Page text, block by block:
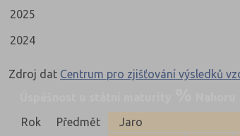
2025
2024
Zdroj dat Centrum pro zjišťování výsledků
Rok
Předmět Jaro